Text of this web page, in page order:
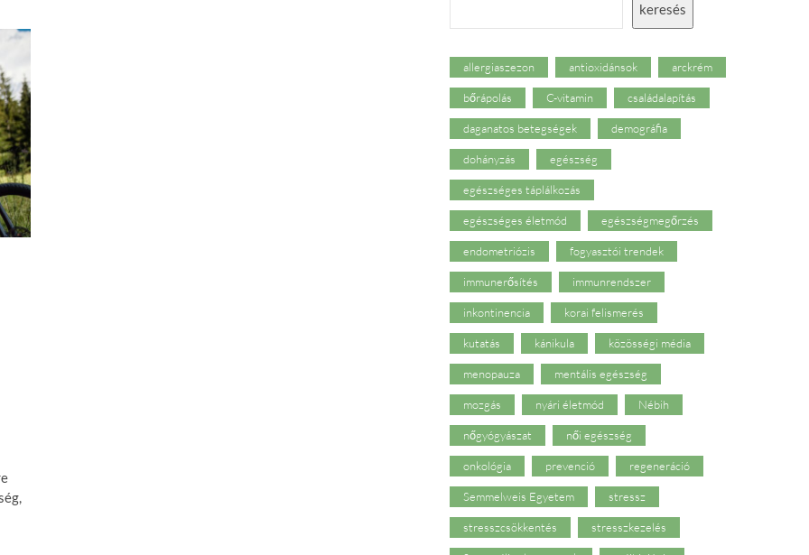
keresés
allergiaszezon antioxidánsok arckrém
bőrápolás C-vitamin családalapítás
daganatos betegségek demográfia
dohányzás egészség
egészséges táplálkozás
egészséges életmód egészségmegőrzés
endometriózis fogyasztói trendek
immunerősítés immunrendszer
inkontinencia korai felismerés
kutatás kánikula közösségi média
menopauza mentális egészség
mozgás nyári életmód Nébih
nőgyógyászat női egészség
onkológia prevenció regeneráció
Semmelweis Egyetem stressz
stresszcsökkentés stresszkezelés